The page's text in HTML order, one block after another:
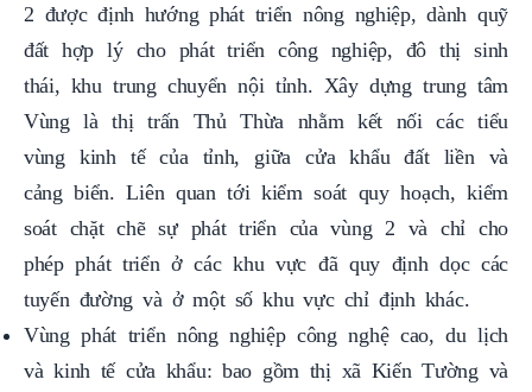
2 được định hướng phát triển nông nghiệp, dành quỹ
đất hợp lý cho phát triển công nghiệp, đô thị sinh
thái, khu trung chuyển nội tỉnh. Xây dựng trung tâm
Vùng là thị trấn Thủ Thừa nhằm kết nối các tiểu
vùng kinh tế của tỉnh, giữa cửa khẩu đất liền và
cảng biển. Liên quan tới kiểm soát quy hoạch, kiểm
soát chặt chẽ sự phát triển của vùng 2 và chỉ cho
phép phát triển ở các khu vực đã quy định dọc các
tuyến đường và ở một số khu vực chỉ định khác.
Vùng phát triển nông nghiệp công nghệ cao, du lịch
và kinh tế cửa khẩu: bao gồm thị xã Kiến Tường và